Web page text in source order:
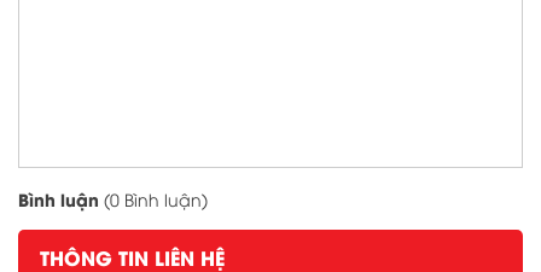
Trụ sở:
Bình luận (0 Bình luận)
THÔNG TIN LIÊN HỆ